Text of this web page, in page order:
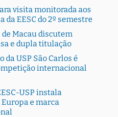
visita monitorada aos
da EESC do 2º semestre
de Macau discutem
e dupla titulação
da USP São Carlos é
internacional
USP instala
e marca